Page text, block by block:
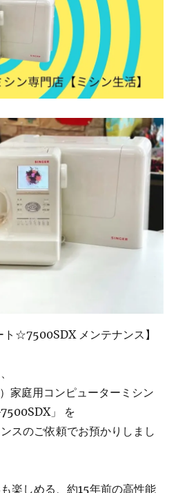
【北
九
州
市
の
ミ
シ
専
門
店
ト☆7500SDX メンテナンス】
家庭用コンピューターミシン
」 を
スのご依頼でお預かりしまし
楽しめる、約15年前の高性能